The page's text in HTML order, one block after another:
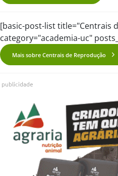
[basic-post-list title="Centrais
category="academia-uc"
Mais sobre Centrais de Reprodução
publicidade